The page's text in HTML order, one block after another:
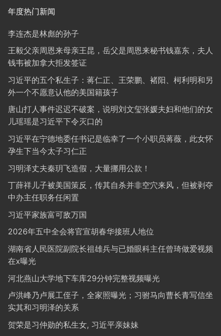
年度热门新闻
李连杰是林彪的孙子
王毅父亲周恩来母亲王昆，岳父是周恩来秘书钱嘉东，夫人
钱韦被加拿大拒发签证
习近平的五个私生子：蒋仁正、王荣鹏、褚阳、柯利明和另
外一个不愿意认他的美国籍孩子
唐山打人事件迟迟不破案，说明刘文玺张媛夫妇和他们的女
儿瑶瑶是习近平下令灭口的
习近平在宁德地委任书记是临幸了一个小职员蒋薇，此女怀
孕生下当今太子习仁正
习明泽丈夫秦玥飞造假，大量挪用公款！
丁薛祥儿子被美国策反，传其自杀并非空穴来风，但被剥夺
中办主任职务任闲置
习近平家族富可敌万国
2026年五中全会将官宣胡春华接班人地位
湖南省人民医院副院长祖雄兵与已婚眼科主任曾琦做爱视频
在x曝光
河北燕山大学地下车库29分钟完整视频曝光
卢洪峰乃卢展工侄子，全家照曝光；习驸马向曹长青写信坐
实其和习明泽的关系
贺荣是习仲勋的私生女, 习近平亲妹妹